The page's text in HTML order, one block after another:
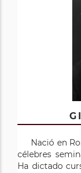
Nació en
célebres
Ha dictado